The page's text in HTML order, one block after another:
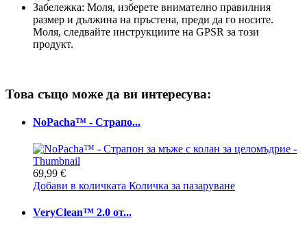
Забележка: Моля, изберете внимателно правилния
размер и дължина на пръстена, преди да го носите.
Моля, следвайте инструкциите на GPSR за този
продукт.
Това също може да ви интересува:
NoPacha™ - Страпо...
69,99 €
Добави в количката Количка за пазаруване
VeryClean™ 2.0 от...